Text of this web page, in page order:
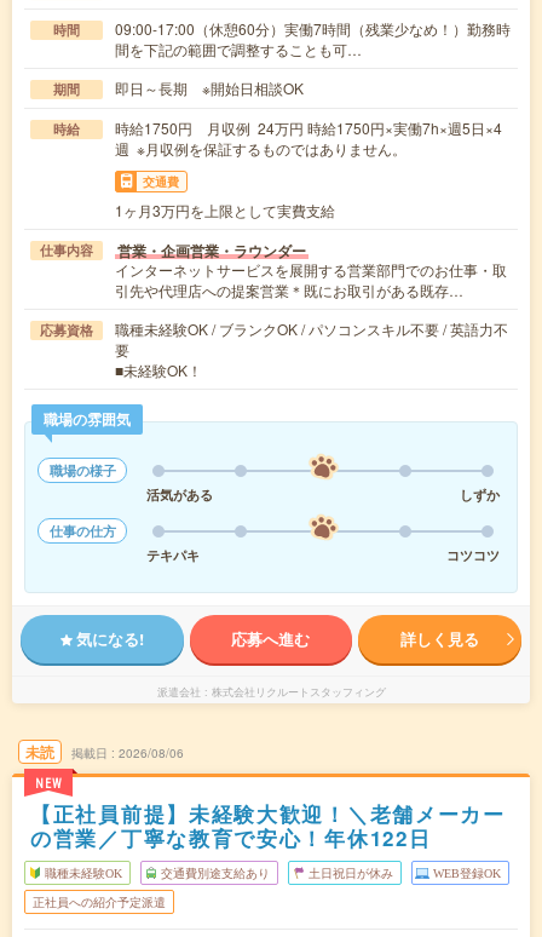
時間
09:00-17:00（休憩60分）実働7時間（残業少なめ！）勤務時
間を下記の範囲で調整することも可…
期間 即日～長期 ※開始日相談OK
時給
時給1750円 月収例 24万円 時給1750円×実働7h×週5日×4
週 ※月収例を保証するものではありません。
交通費
1ヶ月3万円を上限として実費支給
仕事内容 営業・企画営業・ラウンダー
インターネットサービスを展開する営業部門でのお仕事・取
引先や代理店への提案営業＊既にお取引がある既存…
応募資格
職種未経験OK / ブランクOK / パソコンスキル不要 / 英語力不
要
■未経験OK！
職場の雰囲気
職場の様子
活気がある
しずか
仕事の仕方
テキパキ
コツコツ
気になる! 応募へ進む 詳しく見る
派遣会社 株式会社リクルートスタッフィング
未読
NEW
掲載日 2026/08/06
【正社員前提】未経験大歓迎！＼老舗メーカー
の営業／丁寧な教育で安心！年休122日
職種未経験OK 交通費別途支給あり 土日祝日が休み WEB登録OK
正社員への紹介予定派遣